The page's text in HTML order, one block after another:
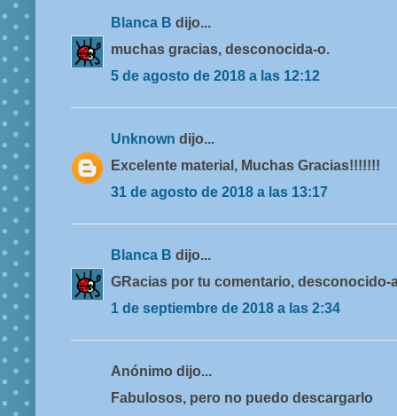
Blanca B dijo...
muchas gracias, desconocida-o.
5 de agosto de 2018 a las 12:12
Unknown dijo...
Excelente material, Muchas Gracias!!!!!!!
31 de agosto de 2018 a las 13:17
Blanca B dijo...
GRacias por tu comentario, desconocido-
1 de septiembre de 2018 a las 2:34
Anónimo dijo...
Fabulosos, pero no puedo descargarlo